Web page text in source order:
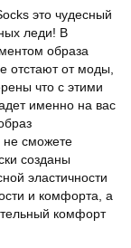
это чудесный
леди! В
образа
отстают от моды,
что с этими
именно на вас
не сможете
созданы
эластичности
и комфорта, а
комфорт